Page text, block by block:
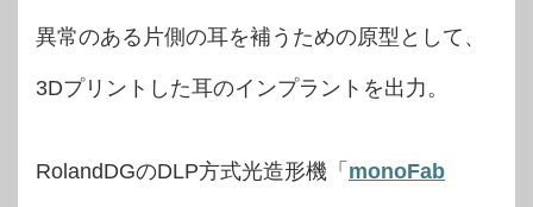
異常のある片側の耳を補うための原型として、
3Dプリントした耳のインプラントを出力。
RolandDGのDLP方式光造形機「 monoFab